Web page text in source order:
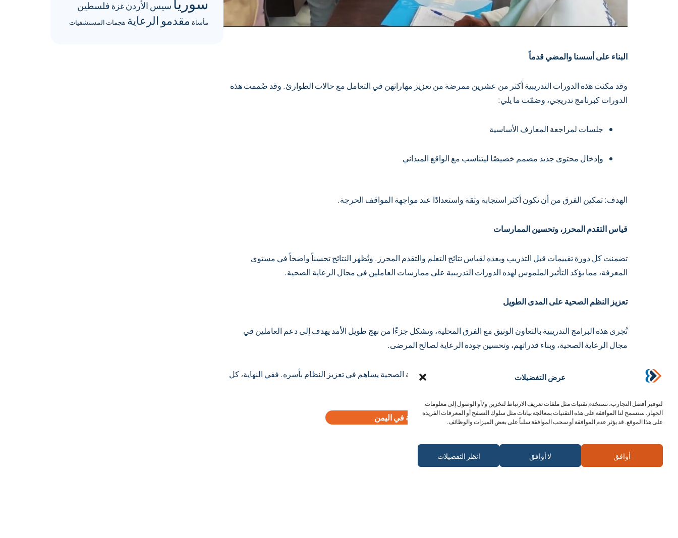
عرض التفضيلات
لتوفير أفضل التجارب، نستخدم تقنيات مثل ملفات تعريف الارتباط لتخزين و/أو الوصول إلى معلومات
الجهاز. ستسمح لنا الموافقة على هذه التقنيات بمعالجة بيانات مثل سلوك التصفح أو المعرفات الفريدة
على هذا الموقع. قد يؤثر عدم الموافقة أو سحب الموافقة سلباً على بعض الميزات والوظائف.
أوافق لا أوافق انظر التفضيلات اشترك في الرسالة الإخبارية
البناء على أسسنا والمضي قدماً
وقد مكنت هذه الدورات التدريبية أكثر من عشرين ممرضة من تعزيز مهاراتهن في التعامل مع حالات الطوارئ. وقد صُممت هذه
الدورات كبرنامج تدريجي، وضمّت ما يلي:
جلسات لمراجعة المعارف الأساسية
وإدخال محتوى جديد مصمم خصيصًا ليتناسب مع الواقع الميداني
الهدف: تمكين الفرق من أن تكون أكثر استجابة وثقة واستعدادًا عند مواجهة المواقف الحرجة.
قياس التقدم المحرز، وتحسين الممارسات
تضمنت كل دورة تقييمات قبل التدريب وبعده لقياس نتائج التعلم والتقدم المحرز. وتُظهر النتائج تحسناً واضحاً في مستوى
المعرفة، مما يؤكد التأثير الملموس لهذه الدورات التدريبية على ممارسات العاملين في مجال الرعاية الصحية.
تعزيز النظم الصحية على المدى الطويل
تُجرى هذه البرامج التدريبية بالتعاون الوثيق مع الفرق المحلية، وتشكل جزءًا من نهج طويل الأمد يهدف إلى دعم العاملين في
مجال الرعاية الصحية، وبناء قدراتهم، وتحسين جودة الرعاية لصالح المرضى.
نحن في «ميهاد» نؤمن إيماناً راسخاً بأن دعم العاملين في مجال الرعاية الصحية يساهم في تعزيز النظام بأسره. ففي النهاية، كل
أنا أتبرع لدعم الأنشطة في اليمن
سيس الأردنغزة فلسطين
مأساة مقدمو الرعاية هجمات المستشفيات